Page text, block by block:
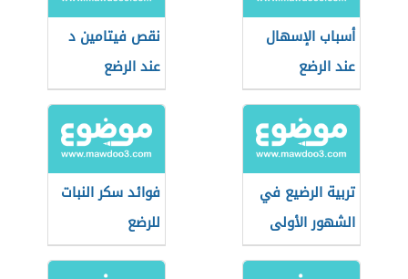
أسباب الإسهال
عند الرضع
نقص فيتامين د
عند الرضع
تربية الرضيع في
الشهور الأولى
فوائد سكر النبات
للرضع